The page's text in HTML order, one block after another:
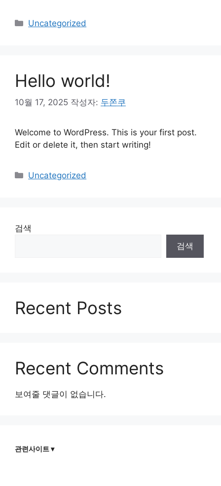
카
Uncategorized
Hello world!
10월 17, 2025 작성자: 두쫀쿠
Welcome to WordPress. This is your first post.
Edit or delete it, then start writing!
카
Uncategorized
검색
검색
Recent Posts
Recent Comments
보여줄 댓글이 없습니다.
관련사이트 ▾